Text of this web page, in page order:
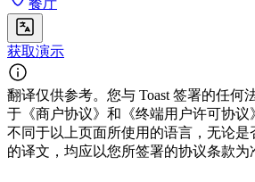
获取演示
翻译仅供参考。您与 Toast 签署的任何
于《商户协议》和《终端用户许可协
不同于以上页面所使用的语言，无论
的译文，均应以您所签署的协议条款为